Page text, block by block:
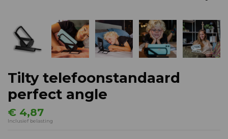
Tilty telefoonstandaard
perfect angle
€ 4,87
Inclusief belasting